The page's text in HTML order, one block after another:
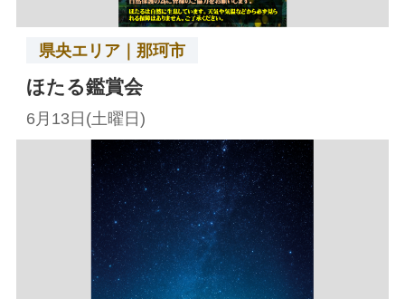
県央エリア｜那珂市
ほたる鑑賞会
6月13日(土曜日)